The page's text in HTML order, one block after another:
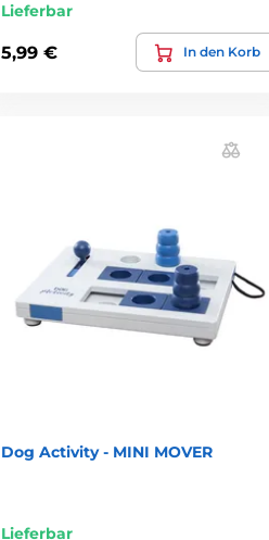
Lieferbar
5,99 € In den Korb
Dog Activity - MINI MOVER
Lieferbar